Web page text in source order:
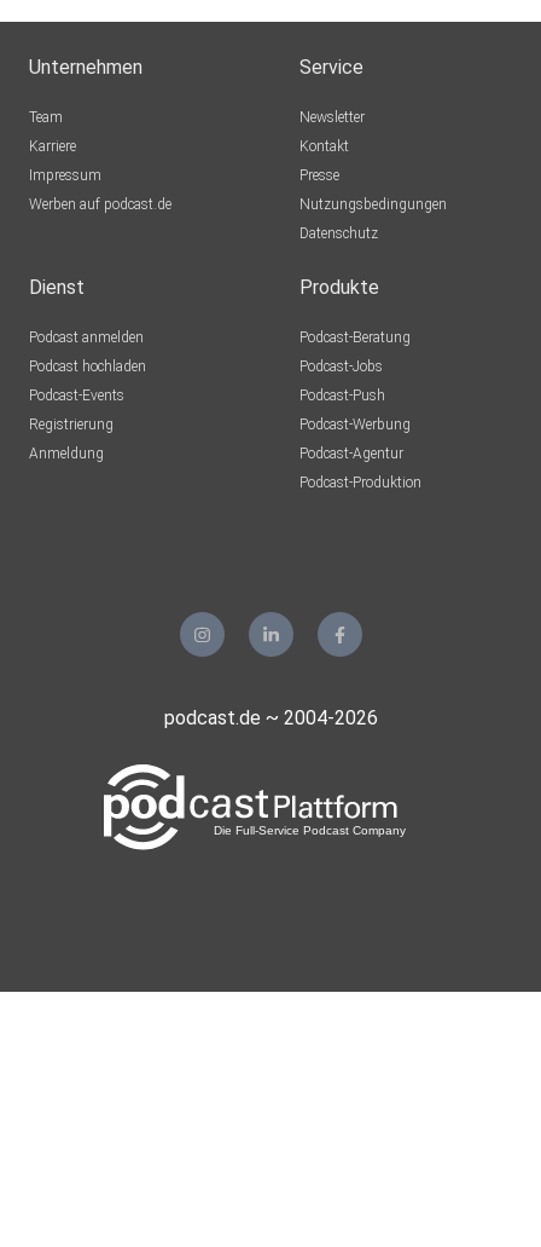
Unternehmen
Team
Karriere
Impressum
Werben auf podcast.de
Service
Newsletter
Kontakt
Presse
Nutzungsbedingungen
Datenschutz
Dienst
Podcast anmelden
Podcast hochladen
Podcast-Events
Registrierung
Anmeldung
Produkte
Podcast-Beratung
Podcast-Jobs
Podcast-Push
Podcast-Werbung
Podcast-Agentur
Podcast-Produktion
podcast.de ~ 2004-2026